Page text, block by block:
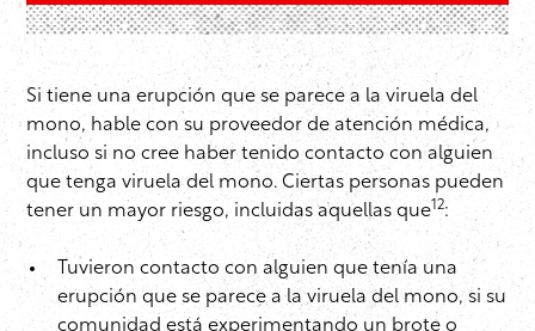
Si tiene una erupción que se parece a la viruela del
mono, hable con su proveedor de atención médica,
incluso si no cree haber tenido contacto con alguien
que tenga viruela del mono. Ciertas personas pueden
tener un mayor riesgo, incluidas aquellas que 12:
Tuvieron contacto con alguien que tenía una
erupción que se parece a la viruela del mono, si su
comunidad está experimentando un brote o